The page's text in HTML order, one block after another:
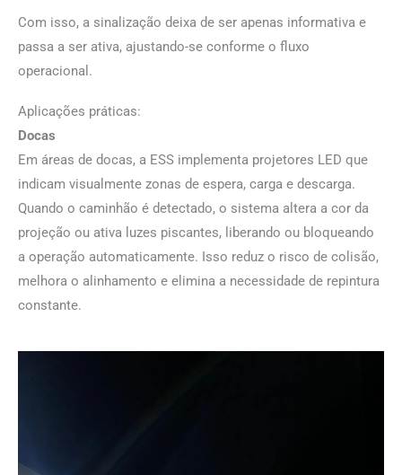
Com isso, a sinalização deixa de ser apenas informativa e
passa a ser ativa, ajustando-se conforme o fluxo
operacional.
Aplicações práticas:
Docas
Em áreas de docas, a ESS implementa projetores LED que
indicam visualmente zonas de espera, carga e descarga.
Quando o caminhão é detectado, o sistema altera a cor da
projeção ou ativa luzes piscantes, liberando ou bloqueando
a operação automaticamente. Isso reduz o risco de colisão,
melhora o alinhamento e elimina a necessidade de repintura
constante.